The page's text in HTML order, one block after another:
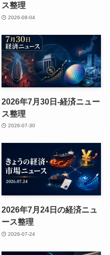
ス整理
2026-08-04
2026年7月30日-経済ニュー
ス整理
2026-07-30
2026年7月24日の経済ニュ
ース整理
2026-07-24